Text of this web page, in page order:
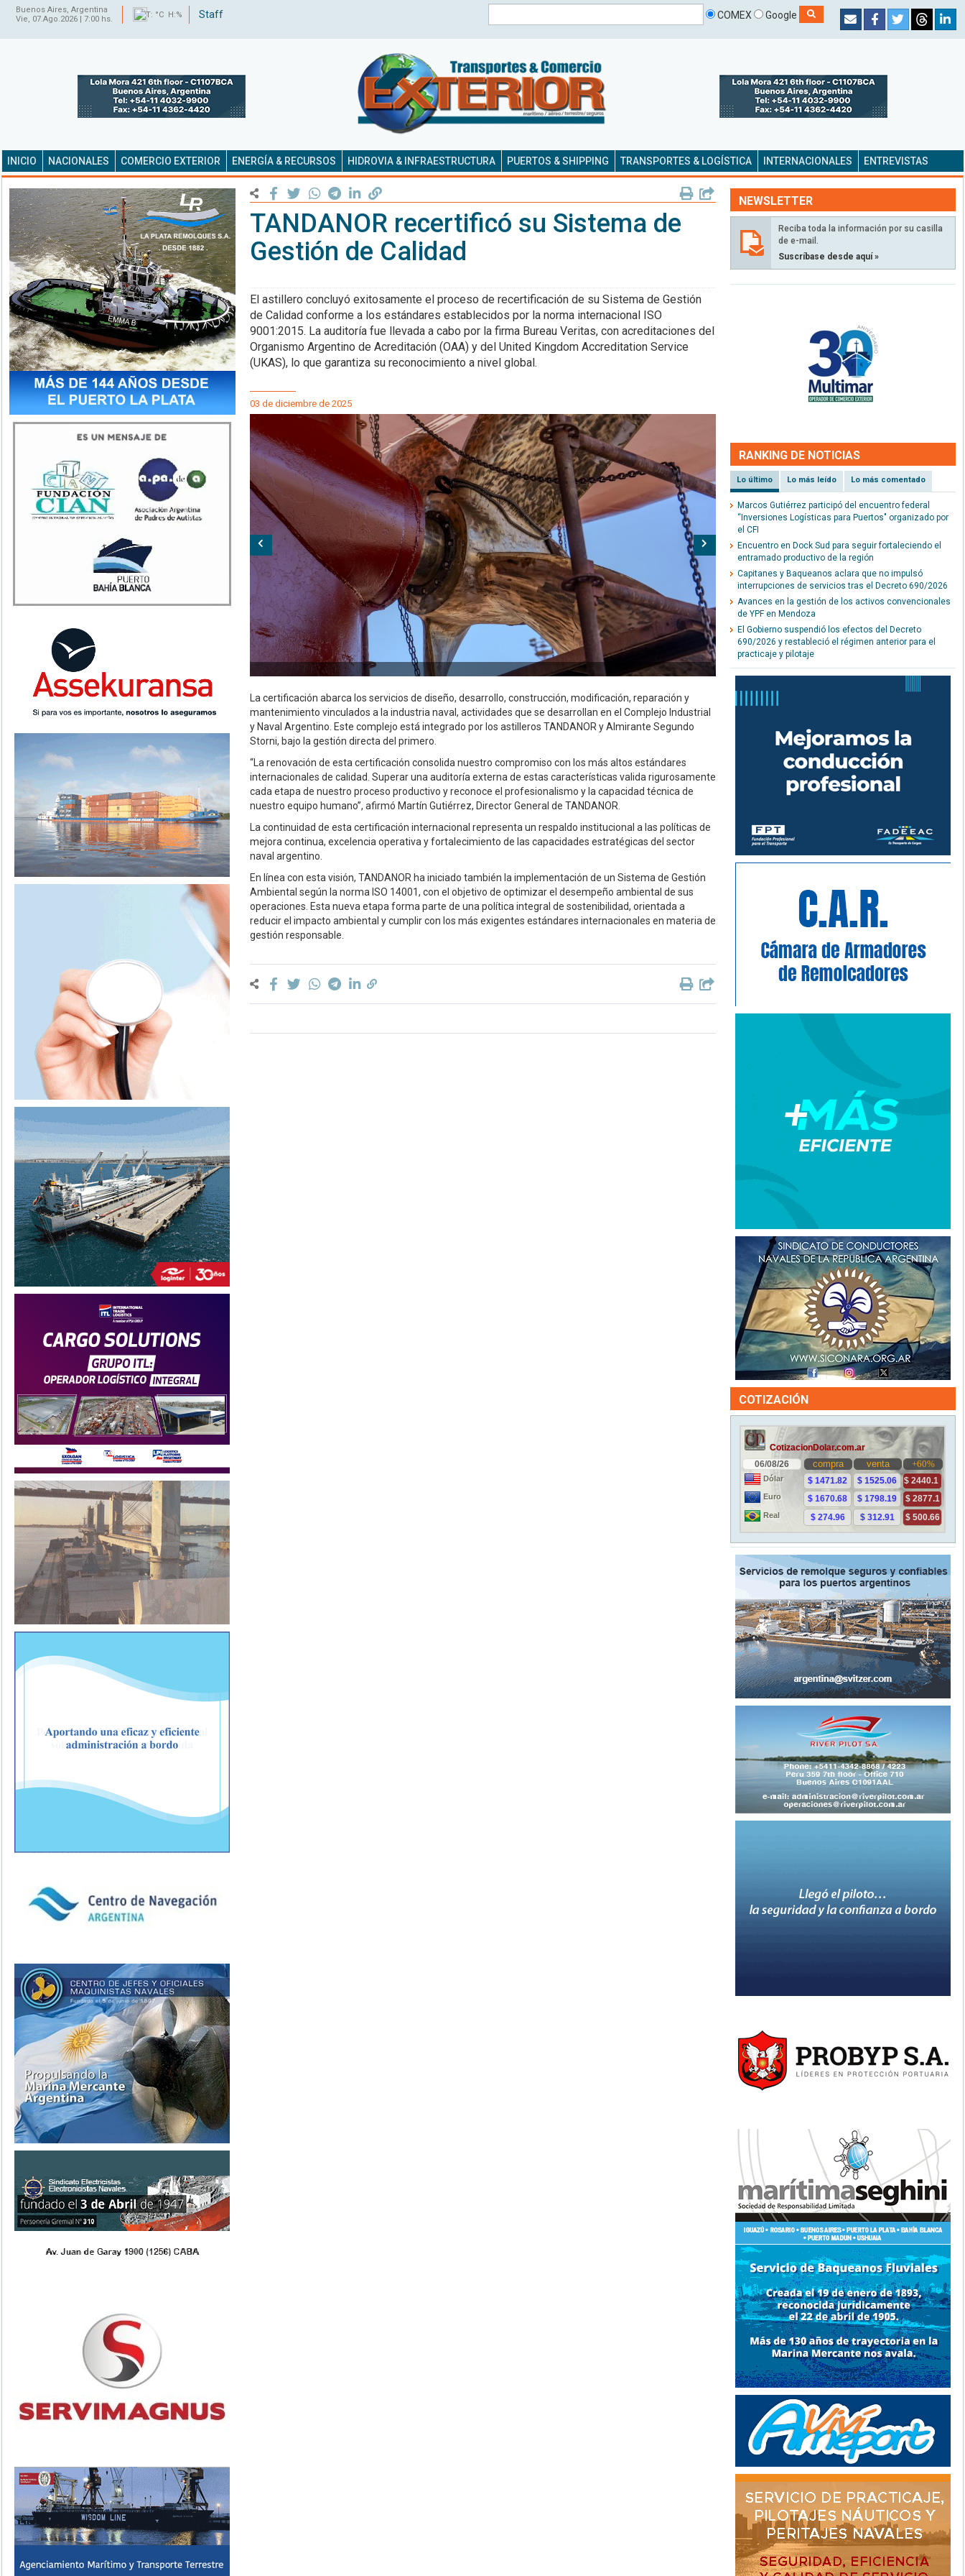
Buenos Aires, Argentina
Vie, 07.Ago.2026 | 7:00 hs.
T: °C H:% Staff COMEX Google
INICIO NACIONALES COMERCIO EXTERIOR ENERGÍA & RECURSOS HIDROVIA & INFRAESTRUCTURA PUERTOS & SHIPPING TRANSPORTES & LOGÍSTICA INTERNACIONALES ENTREVISTAS
TANDANOR recertificó su Sistema de
Gestión de Calidad
El astillero concluyó exitosamente el proceso de recertificación de su Sistema de Gestión
de Calidad conforme a los estándares establecidos por la norma internacional ISO
9001:2015. La auditoría fue llevada a cabo por la firma Bureau Veritas, con acreditaciones del
Organismo Argentino de Acreditación (OAA) y del United Kingdom Accreditation Service
(UKAS), lo que garantiza su reconocimiento a nivel global.
03 de diciembre de 2025
Anterior Siguiente
La certificación abarca los servicios de diseño, desarrollo, construcción, modificación, reparación y
mantenimiento vinculados a la industria naval, actividades que se desarrollan en el Complejo Industrial
y Naval Argentino. Este complejo está integrado por los astilleros TANDANOR y Almirante Segundo
Storni, bajo la gestión directa del primero.
“La renovación de esta certificación consolida nuestro compromiso con los más altos estándares
internacionales de calidad. Superar una auditoría externa de estas características valida rigurosamente
cada etapa de nuestro proceso productivo y reconoce el profesionalismo y la capacidad técnica de
nuestro equipo humano”, afirmó Martín Gutiérrez, Director General de TANDANOR.
La continuidad de esta certificación internacional representa un respaldo institucional a las políticas de
mejora continua, excelencia operativa y fortalecimiento de las capacidades estratégicas del sector
naval argentino.
En línea con esta visión, TANDANOR ha iniciado también la implementación de un Sistema de Gestión
Ambiental según la norma ISO 14001, con el objetivo de optimizar el desempeño ambiental de sus
operaciones. Esta nueva etapa forma parte de una política integral de sostenibilidad, orientada a
reducir el impacto ambiental y cumplir con los más exigentes estándares internacionales en materia de
gestión responsable.
NEWSLETTER
Reciba toda la información por su casilla
de e-mail.
Suscríbase desde aquí »
RANKING DE NOTICIAS
Lo último Lo más leído Lo más comentado
Marcos Gutiérrez participó del encuentro federal
“Inversiones Logísticas para Puertos" organizado por
el CFI
Encuentro en Dock Sud para seguir fortaleciendo el
entramado productivo de la región
Capitanes y Baqueanos aclara que no impulsó
interrupciones de servicios tras el Decreto 690/2026
Avances en la gestión de los activos convencionales
de YPF en Mendoza
El Gobierno suspendió los efectos del Decreto
690/2026 y restableció el régimen anterior para el
practicaje y pilotaje
COTIZACIÓN